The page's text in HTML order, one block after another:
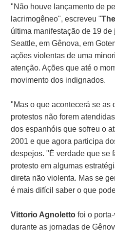
"Não houve lançamento de
lacrimogêneo", escreveu "
última manifestação de 19
Seattle, em Gênova, em
ações violentas de uma
atenção. Ações que até o
movimento dos indignados.
"Mas o que acontecerá se as
protestos não forem
dos espanhóis que sofreu o
2001 e que agora participa
despejos. "É verdade que se
protesto em algumas
direta não violenta. Mas se
é mais difícil saber o que
Vittorio Agnoletto foi o
durante as jornadas de